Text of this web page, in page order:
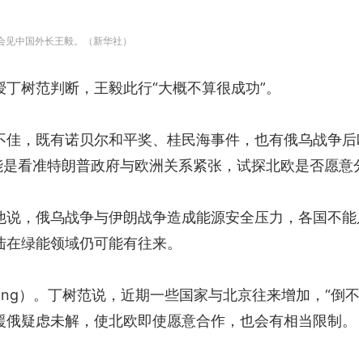
中国外长王毅。（新华社）
树范判断，王毅此行“大概不算很成功”。
，既有诺贝尔和平奖、桂民海事件，也有俄乌战争
看准特朗普政府与欧洲关系紧张，试探北欧是否愿意
，俄乌战争与伊朗战争造成能源安全压力，各国不
绿能领域仍可能有往来。
）。丁树范说，近期一些国家与北京往来增加，“倒
疑虑未解，使北欧即使愿意合作，也会有相当限制。